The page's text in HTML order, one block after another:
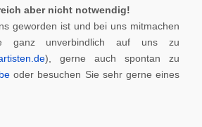
aber nicht notwendig!
geworden ist und bei uns mitmachen
ganz unverbindlich auf uns zu
), gerne auch spontan zu
oder besuchen Sie sehr gerne eines